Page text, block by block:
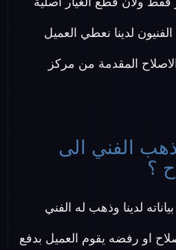
الفنيون لدينا نعطي العميل
المقدمة من مركز
الفني الى
؟
لدينا وذهب له الفني
او رفضه يقوم العميل بدفع